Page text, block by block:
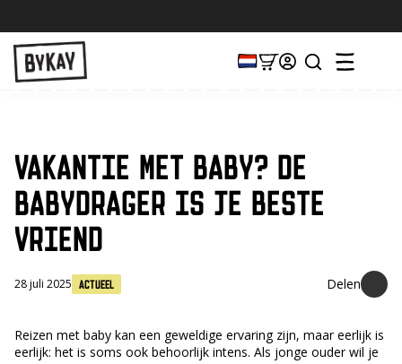
VAKANTIE MET BABY? DE
BABYDRAGER IS JE BESTE
VRIEND
28 juli 2025 Actueel
Reizen met baby kan een geweldige ervaring zijn, maar eerlijk is
eerlijk: het is soms ook behoorlijk intens. Als jonge ouder wil je